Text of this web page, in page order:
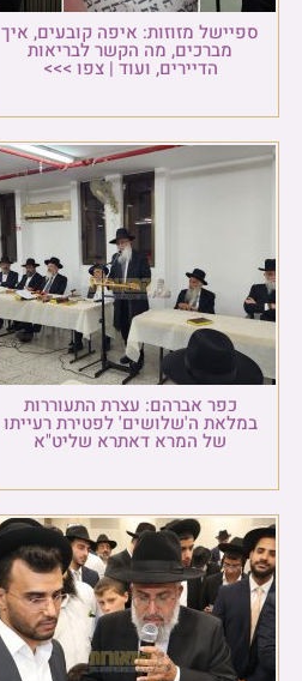
ספיישל מזוזות: איפה קובעים, איך
מברכים, מה הקשר לבריאות
הדיירים, ועוד | צפו >>>
כפר אברהם: עצרת התעוררות
במלאת ה'שלושים' לפטירת רעייתו
של המרא דאתרא שליט"א